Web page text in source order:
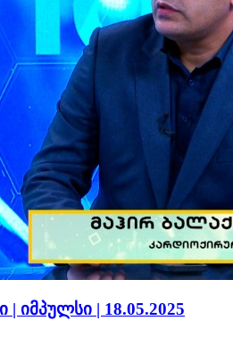
იმპულსი | 18.05.2025